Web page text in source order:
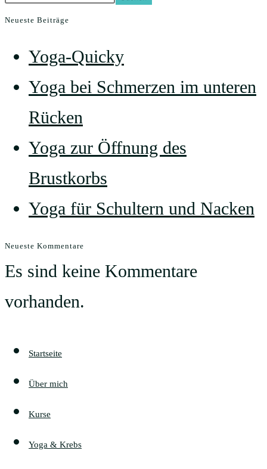
Neueste Beiträge
Yoga-Quicky
Yoga bei Schmerzen im unteren
Rücken
Yoga zur Öffnung des
Brustkorbs
Yoga für Schultern und Nacken
Neueste Kommentare
Es sind keine Kommentare
vorhanden.
Startseite
Über mich
Kurse
Yoga & Krebs